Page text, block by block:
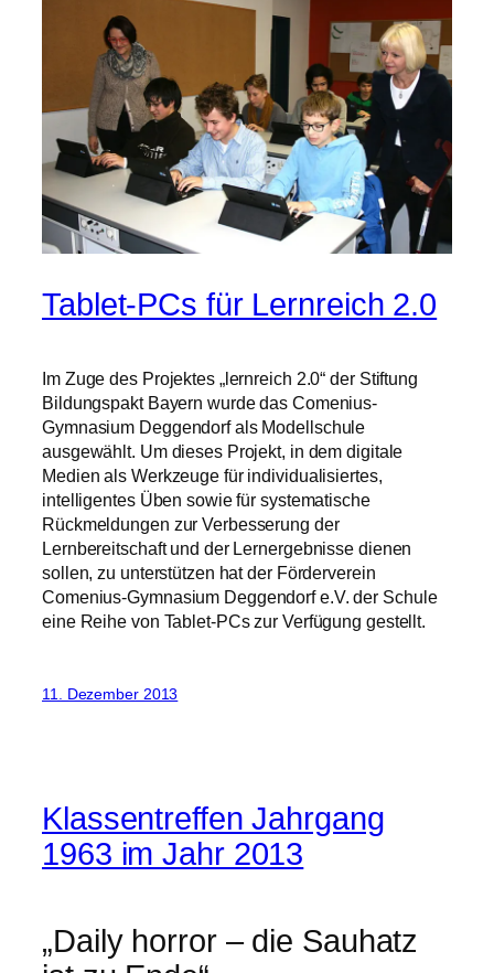
Tablet-PCs für Lernreich 2.0
Im Zuge des Projektes „lernreich 2.0“ der Stiftung
Bildungspakt Bayern wurde das Comenius-
Gymnasium Deggendorf als Modellschule
ausgewählt. Um dieses Projekt, in dem digitale
Medien als Werkzeuge für individualisiertes,
intelligentes Üben sowie für systematische
Rückmeldungen zur Verbesserung der
Lernbereitschaft und der Lernergebnisse dienen
sollen, zu unterstützen hat der Förderverein
Comenius-Gymnasium Deggendorf e.V. der Schule
eine Reihe von Tablet-PCs zur Verfügung gestellt.
11. Dezember 2013
Klassentreffen Jahrgang
1963 im Jahr 2013
„Daily horror – die Sauhatz